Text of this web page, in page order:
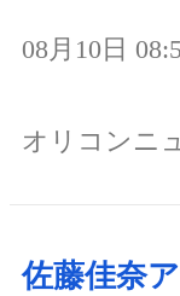
08月10日
オリコンニ
佐藤佳奈